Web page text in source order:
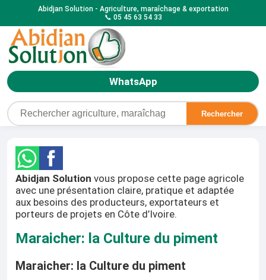
Abidjan Solution - Agriculture, maraîchage & exportation
📞 05 45 63 54 33
Rechercher
WhatsApp
Abidjan Solution vous propose cette page agricole
avec une présentation claire, pratique et adaptée
aux besoins des producteurs, exportateurs et
porteurs de projets en Côte d’Ivoire.
Maraicher: la Culture du piment
Maraicher: la Culture du piment